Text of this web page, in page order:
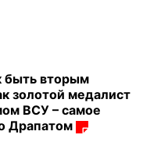
быть вторым
золотой медалист
ВСУ – самое
Драпатом